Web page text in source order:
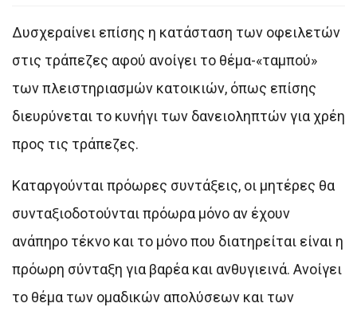
Δυσχεραίνει επίσης η κατάσταση των οφειλετών
στις τράπεζες αφού ανοίγει το θέμα-«ταμπού»
των πλειστηριασμών κατοικιών, όπως επίσης
διευρύνεται το κυνήγι των δανειοληπτών για χρέη
προς τις τράπεζες.
Καταργούνται πρόωρες συντάξεις, οι μητέρες θα
συνταξιοδοτούνται πρόωρα μόνο αν έχουν
ανάπηρο τέκνο και το μόνο που διατηρείται είναι η
πρόωρη σύνταξη για βαρέα και ανθυγιεινά. Ανοίγει
το θέμα των ομαδικών απολύσεων και των